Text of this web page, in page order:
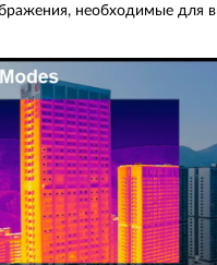
необходимые для